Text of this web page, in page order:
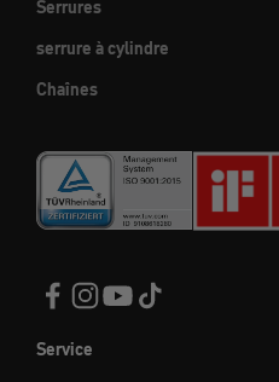
Serrures
serrure à cylindre
Chaînes
Service